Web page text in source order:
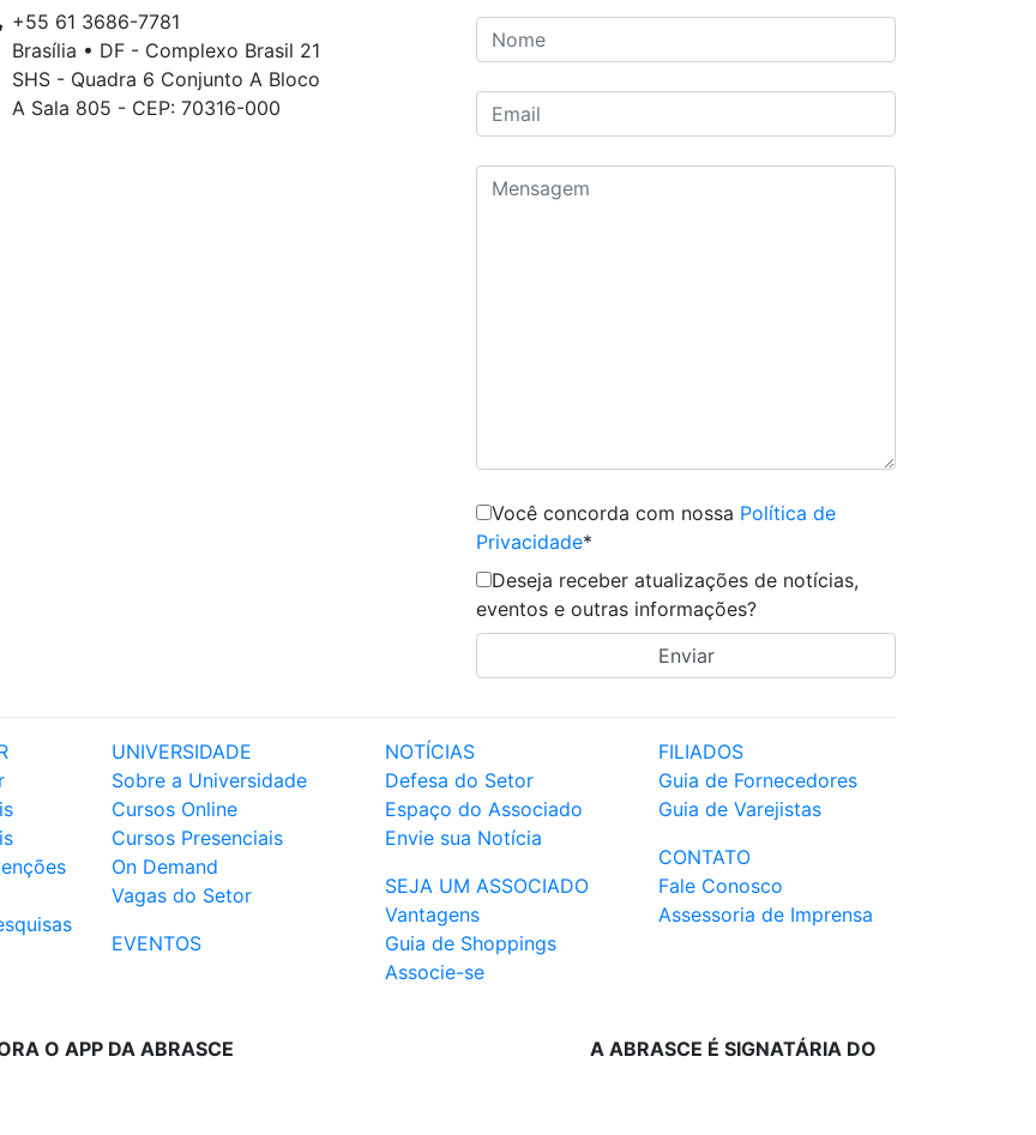
+55 61 3686-7781
Brasília • DF - Complexo Brasil 21
SHS - Quadra 6 Conjunto A Bloco
A Sala 805 - CEP: 70316-000
Você concorda com nossa Política de
Privacidade*
Deseja receber atualizações de notícias,
eventos e outras informações?
UNIVERSIDADE
Sobre a Universidade
Cursos Online
Cursos Presenciais
On Demand
Vagas do Setor
EVENTOS
NOTÍCIAS
Defesa do Setor
Espaço do Associado
Envie sua Notícia
SEJA UM ASSOCIADO
Vantagens
Guia de Shoppings
Associe-se
FILIADOS
Guia de Fornecedores
Guia de Varejistas
CONTATO
Fale Conosco
Assessoria de Imprensa
O APP DA ABRASCE A ABRASCE É SIGNATÁRIA DO